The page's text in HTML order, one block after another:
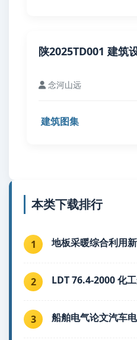
陕2025TD001 建筑
念河山远
建筑图集
本类下载排行
1 地板采暖综合利用
2 LDT 76.4-2000 化
3 船舶电气论文汽车